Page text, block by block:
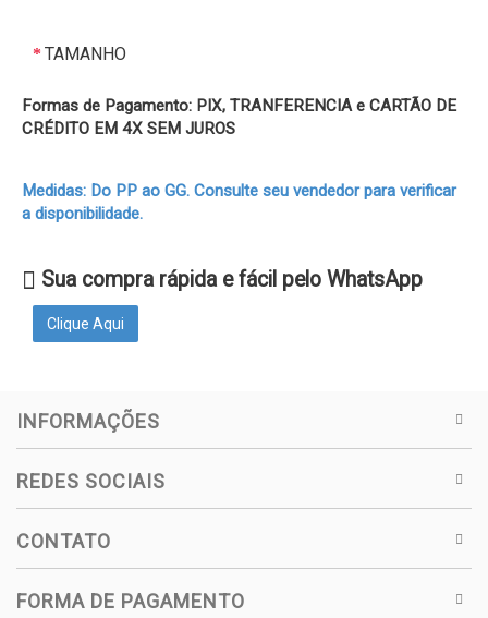
TAMANHO
Formas de Pagamento: PIX, TRANFERENCIA e CARTÃO DE
CRÉDITO EM 4X SEM JUROS
Medidas: Do PP ao GG. Consulte seu vendedor para verificar
a disponibilidade.
Sua compra rápida e fácil pelo WhatsApp
Clique Aqui
INFORMAÇÕES
REDES SOCIAIS
CONTATO
FORMA DE PAGAMENTO